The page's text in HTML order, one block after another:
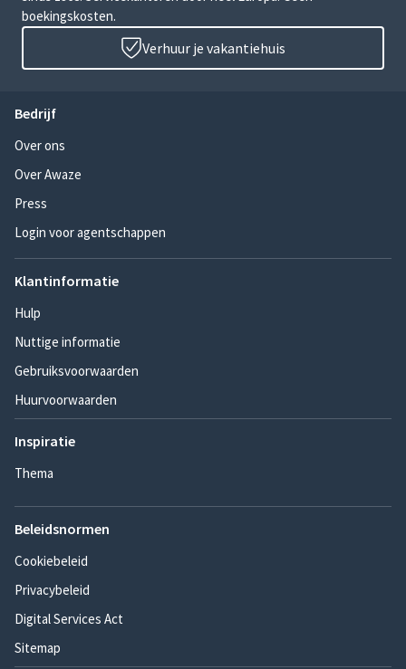
boekingskosten.
Verhuur je vakantiehuis
Bedrijf
Over ons
Over Awaze
Press
Login voor agentschappen
Klantinformatie
Hulp
Nuttige informatie
Gebruiksvoorwaarden
Huurvoorwaarden
Inspiratie
Thema
Beleidsnormen
Cookiebeleid
Privacybeleid
Digital Services Act
Sitemap